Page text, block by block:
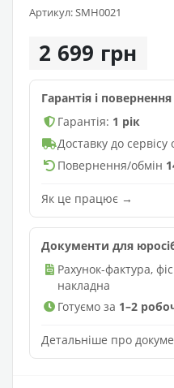
Артикул: SMH0021
2 699 грн
Гарантія і повернення
Гарантія: 1 рік
Доставку до
Повернення/обмін
Як це працює →
Документи для
Рахунок-фактура,
накладна
Готуємо за 1–2
Детальніше про